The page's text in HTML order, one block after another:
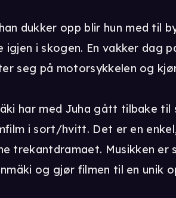
dukker opp blir hun med til
igjen i skogen. En vakker dag
seg på motorsykkelen og
har med Juha gått tilbake til
i sort/hvitt. Det er en
trekantdramaet. Musikken er
og gjør filmen til en unik